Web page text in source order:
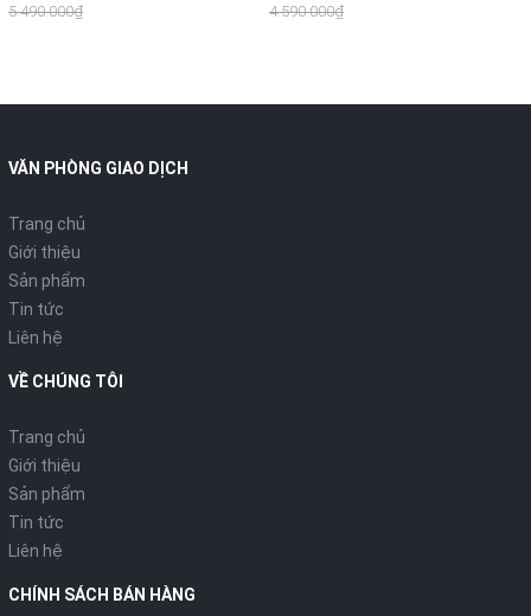
5.490.000₫
4.590.000₫
VĂN PHÒNG GIAO DỊCH
Trang chủ
Giới thiệu
Sản phẩm
Tin tức
Liên hệ
VỀ CHÚNG TÔI
Trang chủ
Giới thiệu
Sản phẩm
Tin tức
Liên hệ
CHÍNH SÁCH BÁN HÀNG